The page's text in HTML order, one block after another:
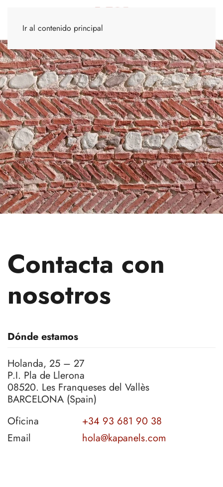
Ir al contenido principal
Contacta con
nosotros
Dónde estamos
Holanda, 25 – 27
P.I. Pla de Llerona
08520. Les Franqueses del Vallès
BARCELONA (Spain)
Oficina
+34 93 681 90 38
Email
hola@kapanels.com